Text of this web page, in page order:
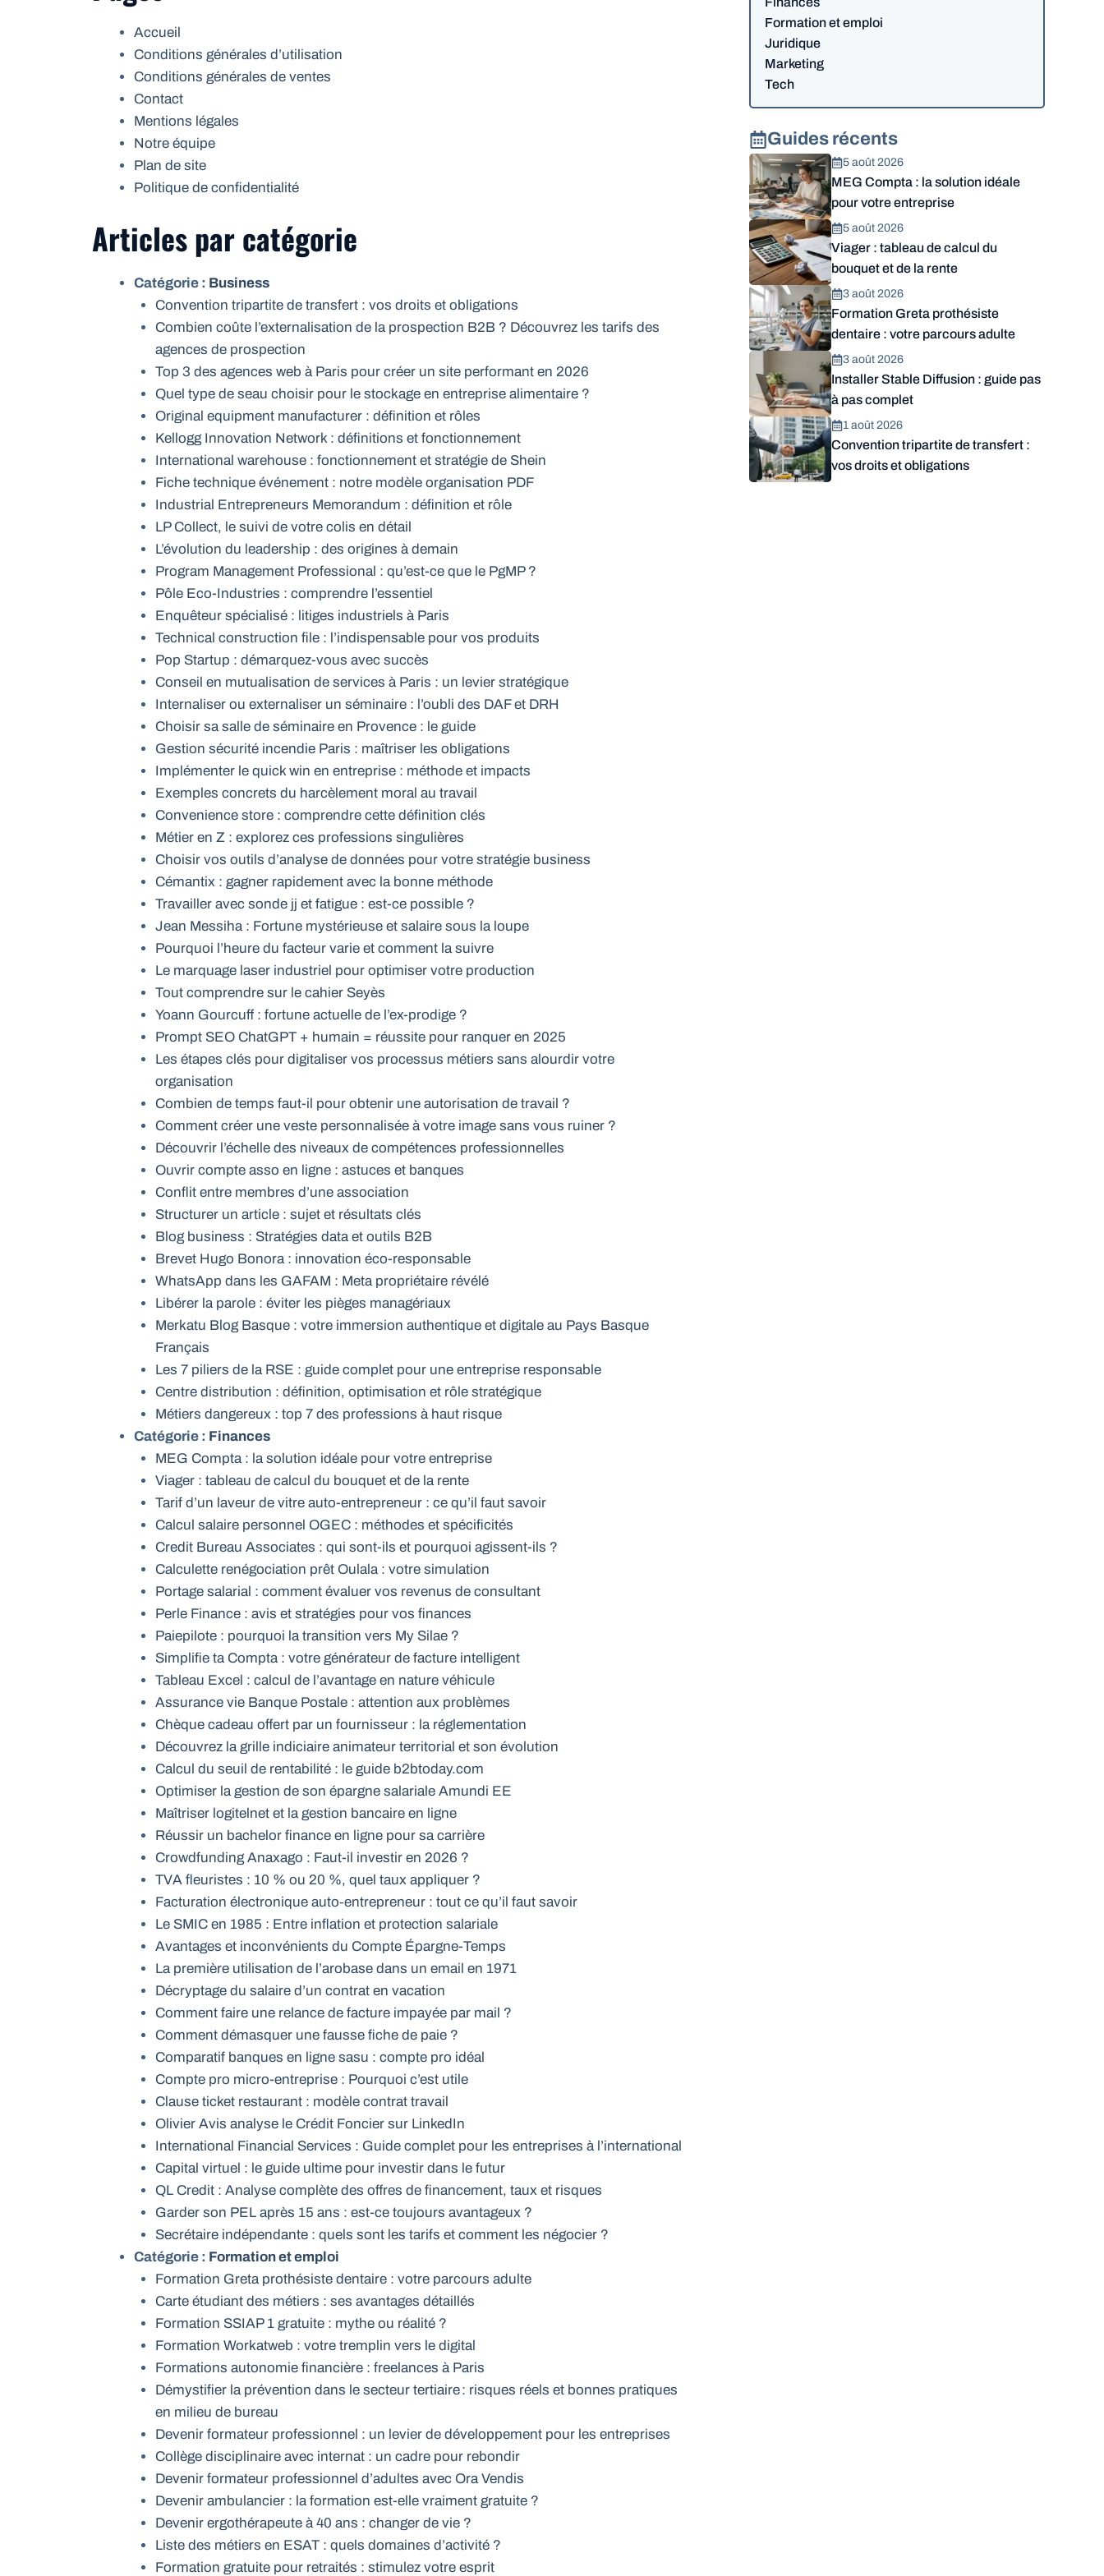
Accueil
Conditions générales d’utilisation
Conditions générales de ventes
Contact
Mentions légales
Notre équipe
Plan de site
Politique de confidentialité
Articles par catégorie
Catégorie : Business
Convention tripartite de transfert : vos droits et obligations
Combien coûte l’externalisation de la prospection B2B ? Découvrez les tarifs des
agences de prospection
Top 3 des agences web à Paris pour créer un site performant en 2026
Quel type de seau choisir pour le stockage en entreprise alimentaire ?
Original equipment manufacturer : définition et rôles
Kellogg Innovation Network : définitions et fonctionnement
International warehouse : fonctionnement et stratégie de Shein
Fiche technique événement : notre modèle organisation PDF
Industrial Entrepreneurs Memorandum : définition et rôle
LP Collect, le suivi de votre colis en détail
L’évolution du leadership : des origines à demain
Program Management Professional : qu’est-ce que le PgMP ?
Pôle Eco-Industries : comprendre l’essentiel
Enquêteur spécialisé : litiges industriels à Paris
Technical construction file : l’indispensable pour vos produits
Pop Startup : démarquez-vous avec succès
Conseil en mutualisation de services à Paris : un levier stratégique
Internaliser ou externaliser un séminaire : l’oubli des DAF et DRH
Choisir sa salle de séminaire en Provence : le guide
Gestion sécurité incendie Paris : maîtriser les obligations
Implémenter le quick win en entreprise : méthode et impacts
Exemples concrets du harcèlement moral au travail
Convenience store : comprendre cette définition clés
Métier en Z : explorez ces professions singulières
Choisir vos outils d’analyse de données pour votre stratégie business
Cémantix : gagner rapidement avec la bonne méthode
Travailler avec sonde jj et fatigue : est-ce possible ?
Jean Messiha : Fortune mystérieuse et salaire sous la loupe
Pourquoi l’heure du facteur varie et comment la suivre
Le marquage laser industriel pour optimiser votre production
Tout comprendre sur le cahier Seyès
Yoann Gourcuff : fortune actuelle de l’ex-prodige ?
Prompt SEO ChatGPT + humain = réussite pour ranquer en 2025
Les étapes clés pour digitaliser vos processus métiers sans alourdir votre
organisation
Combien de temps faut-il pour obtenir une autorisation de travail ?
Comment créer une veste personnalisée à votre image sans vous ruiner ?
Découvrir l’échelle des niveaux de compétences professionnelles
Ouvrir compte asso en ligne : astuces et banques
Conflit entre membres d’une association
Structurer un article : sujet et résultats clés
Blog business : Stratégies data et outils B2B
Brevet Hugo Bonora : innovation éco-responsable
WhatsApp dans les GAFAM : Meta propriétaire révélé
Libérer la parole : éviter les pièges managériaux
Merkatu Blog Basque : votre immersion authentique et digitale au Pays Basque
Français
Les 7 piliers de la RSE : guide complet pour une entreprise responsable
Centre distribution : définition, optimisation et rôle stratégique
Métiers dangereux : top 7 des professions à haut risque
Catégorie : Finances
MEG Compta : la solution idéale pour votre entreprise
Viager : tableau de calcul du bouquet et de la rente
Tarif d’un laveur de vitre auto-entrepreneur : ce qu’il faut savoir
Calcul salaire personnel OGEC : méthodes et spécificités
Credit Bureau Associates : qui sont-ils et pourquoi agissent-ils ?
Calculette renégociation prêt Oulala : votre simulation
Portage salarial : comment évaluer vos revenus de consultant
Perle Finance : avis et stratégies pour vos finances
Paiepilote : pourquoi la transition vers My Silae ?
Simplifie ta Compta : votre générateur de facture intelligent
Tableau Excel : calcul de l’avantage en nature véhicule
Assurance vie Banque Postale : attention aux problèmes
Chèque cadeau offert par un fournisseur : la réglementation
Découvrez la grille indiciaire animateur territorial et son évolution
Calcul du seuil de rentabilité : le guide b2btoday.com
Optimiser la gestion de son épargne salariale Amundi EE
Maîtriser logitelnet et la gestion bancaire en ligne
Réussir un bachelor finance en ligne pour sa carrière
Crowdfunding Anaxago : Faut-il investir en 2026 ?
TVA fleuristes : 10 % ou 20 %, quel taux appliquer ?
Facturation électronique auto‑entrepreneur : tout ce qu’il faut savoir
Le SMIC en 1985 : Entre inflation et protection salariale
Avantages et inconvénients du Compte Épargne-Temps
La première utilisation de l’arobase dans un email en 1971
Décryptage du salaire d’un contrat en vacation
Comment faire une relance de facture impayée par mail ?
Comment démasquer une fausse fiche de paie ?
Comparatif banques en ligne sasu : compte pro idéal
Compte pro micro-entreprise : Pourquoi c’est utile
Clause ticket restaurant : modèle contrat travail
Olivier Avis analyse le Crédit Foncier sur LinkedIn
International Financial Services : Guide complet pour les entreprises à l’international
Capital virtuel : le guide ultime pour investir dans le futur
QL Credit : Analyse complète des offres de financement, taux et risques
Garder son PEL après 15 ans : est-ce toujours avantageux ?
Secrétaire indépendante : quels sont les tarifs et comment les négocier ?
Catégorie : Formation et emploi
Formation Greta prothésiste dentaire : votre parcours adulte
Carte étudiant des métiers : ses avantages détaillés
Formation SSIAP 1 gratuite : mythe ou réalité ?
Formation Workatweb : votre tremplin vers le digital
Formations autonomie financière : freelances à Paris
Démystifier la prévention dans le secteur tertiaire : risques réels et bonnes pratiques
en milieu de bureau
Devenir formateur professionnel : un levier de développement pour les entreprises
Collège disciplinaire avec internat : un cadre pour rebondir
Devenir formateur professionnel d’adultes avec Ora Vendis
Devenir ambulancier : la formation est-elle vraiment gratuite ?
Devenir ergothérapeute à 40 ans : changer de vie ?
Liste des métiers en ESAT : quels domaines d’activité ?
Formation gratuite pour retraités : stimulez votre esprit
Formation et emploi
Juridique
Marketing
Tech
Guides récents
5 août 2026
MEG Compta : la solution idéale
pour votre entreprise
5 août 2026
Viager : tableau de calcul du
bouquet et de la rente
3 août 2026
Formation Greta prothésiste
dentaire : votre parcours adulte
3 août 2026
Installer Stable Diffusion : guide pas
à pas complet
1 août 2026
Convention tripartite de transfert :
vos droits et obligations